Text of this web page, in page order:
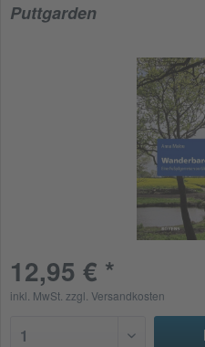
Puttgarden
12,95 € *
inkl. MwSt. zzgl. Versandkosten
1